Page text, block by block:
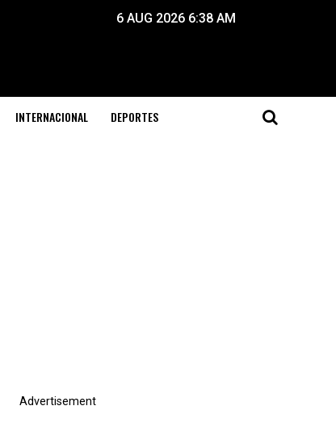
6 AUG 2026 6:38 AM
INTERNACIONAL DEPORTES
Advertisement